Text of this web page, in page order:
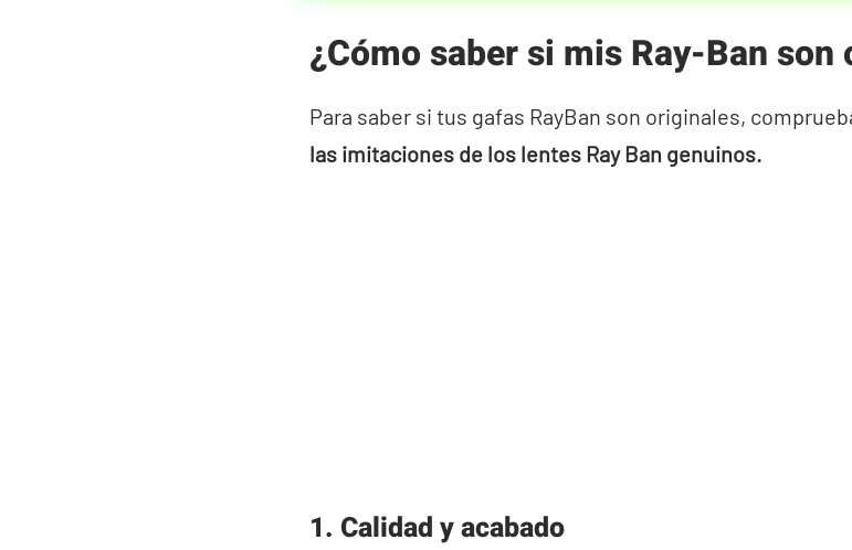
¿Cómo saber si mis Ray-Ban son
Para saber si tus gafas RayBan son originales,
las imitaciones de los lentes Ray Ban genuinos.
1. Calidad y acabado